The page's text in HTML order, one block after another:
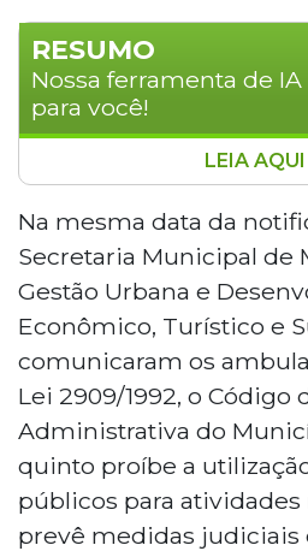
RESUMO
Nossa ferramenta de
para você!
Vereador de Campo
projeto em regime de
prazo de 120 dias para
vendedores
Nações Indígenas.
penalidades como
multas ficariam
também cria o Corredor
Gastronômico e
Afonso Pena. A
os vendedores para
não adotou medidas
LEIA AQUI
Na mesma data da
Secretaria Municipal de
Gestão Urbana e
Econômico, Turístico e
comunicaram os
Lei 2909/1992, o Código
Administrativa do
quinto proíbe a
públicos para atividades
prevê medidas judiciais